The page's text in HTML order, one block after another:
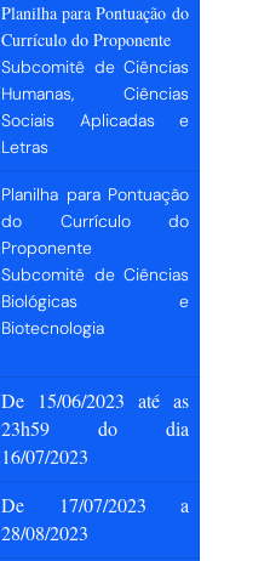
Planilha para Pontuação do
Currículo do Proponente
Subcomitê de Ciências
Humanas, Ciências
Sociais Aplicadas e
Letras
Planilha para Pontuação
do Currículo do
Proponente
Subcomitê de Ciências
Biológicas e
Biotecnologia
De 15/06/2023 até as
23h59 do dia
16/07/2023
De 17/07/2023 a
28/08/2023